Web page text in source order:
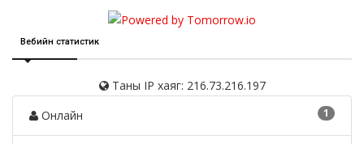
Вебийн статистик
Таны IP хаяг: 216.73.216.197
1
Онлайн